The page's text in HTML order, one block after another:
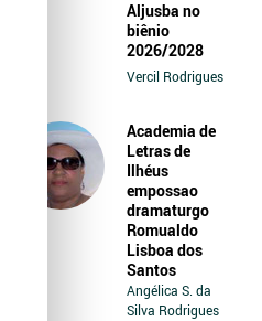
Aljusba no
biênio
2026/2028
Vercil Rodrigues
Academia de
Letras de
Ilhéus
empossao
dramaturgo
Romualdo
Lisboa dos
Santos
Angélica S. da
Silva Rodrigues